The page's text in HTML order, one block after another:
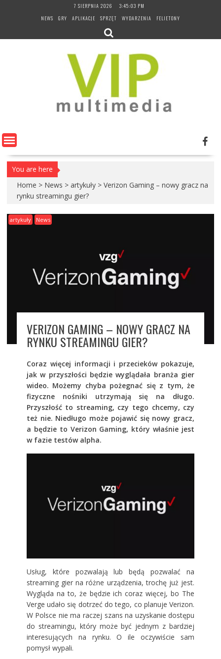
7 SIERPNIA 2026
3:45:04 PM
NEWS
GRY APLIKACJE SPRZĘT WYDARZENIA FELIETONY
You are here
Home > News > artykuły > Verizon Gaming – nowy gracz na
rynku streamingu gier?
artykuły News
VERIZON GAMING – NOWY GRACZ NA
RYNKU STREAMINGU GIER?
Coraz więcej informacji i przecieków pokazuje,
jak w przyszłości będzie wyglądała branża gier
wideo. Możemy chyba pożegnać się z tym, że
fizyczne nośniki utrzymają się na długo.
Przyszłość to streaming, czy tego chcemy, czy
też nie. Niedługo może pojawić się nowy gracz,
a będzie to Verizon Gaming, który właśnie jest
w fazie testów alpha.
Usług, które pozwalają lub będą pozwalać na
streaming gier na różne urządzenia, trochę już jest.
Wygląda na to, że będzie ich coraz więcej, bo The
Verge udało się dotrzeć do tego, co planuje Verizon.
W Polsce nie ma raczej szans na uzyskanie dostępu
do streamingu, który może być jednym z bardziej
interesujących na rynku. O ile oczywiście sam
pomysł wypali.